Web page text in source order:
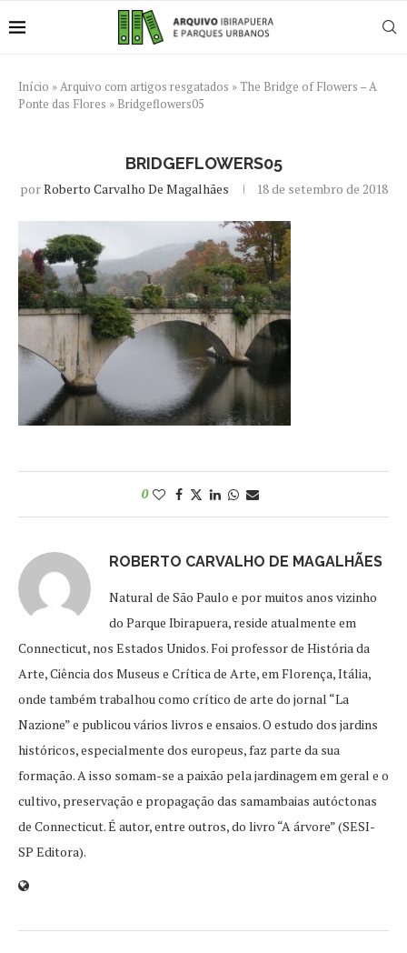
Início »Arquivo com artigos resgatados »The Bridge of Flowers – A
Ponte das Flores » Bridgeflowers05
BRIDGEFLOWERS05
porRoberto Carvalho De Magalhães 18 de setembro de 2018
0
ROBERTO CARVALHO DE MAGALHÃES
Natural de São Paulo e por muitos anos vizinho
do Parque Ibirapuera, reside atualmente em
Connecticut, nos Estados Unidos. Foi professor de História da
Arte, Ciência dos Museus e Crítica de Arte, em Florença, Itália,
onde também trabalhou como crítico de arte do jornal “La
Nazione” e publicou vários livros e ensaios. O estudo dos jardins
históricos, especialmente dos europeus, faz parte da sua
formação. A isso somam-se a paixão pela jardinagem em geral e o
cultivo, preservação e propagação das samambaias autóctonas
de Connecticut. É autor, entre outros, do livro “A árvore” (SESI-
SP Editora).